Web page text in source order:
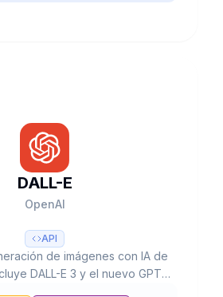
DALL-E
OpenAI
API
de imágenes con IA de
DALL-E 3 y el nuevo GPT-